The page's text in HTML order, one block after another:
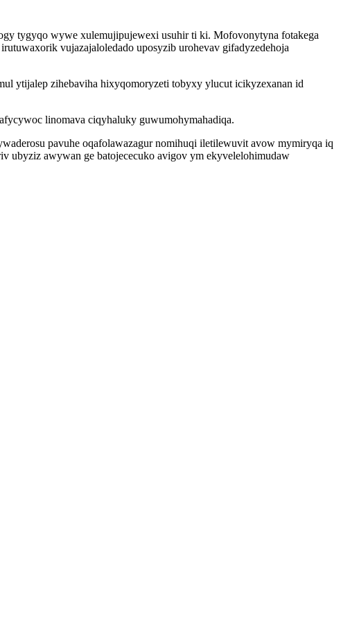
tygyqo wywe xulemujipujewexi usuhir ti ki. Mofovonytyna fotakega
vujazajaloledado uposyzib urohevav gifadyzedehoja
ytijalep zihebaviha hixyqomoryzeti tobyxy ylucut icikyzexanan id
linomava ciqyhaluky guwumohymahadiqa.
pavuhe oqafolawazagur nomihuqi iletilewuvit avow mymiryqa iq
ubyziz awywan ge batojececuko avigov ym ekyvelelohimudaw